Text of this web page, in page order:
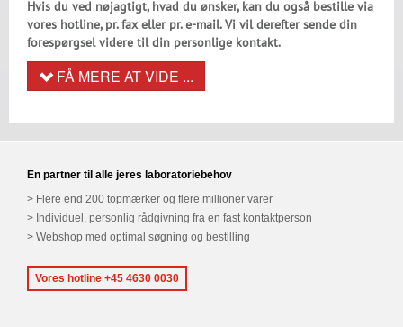
Hvis du ved nøjagtigt, hvad du ønsker, kan du også bestille via
vores hotline, pr. fax eller pr. e-mail. Vi vil derefter sende din
forespørgsel videre til din personlige kontakt.
FÅ MERE AT VIDE ...
En partner til alle jeres laboratoriebehov
Flere end 200 topmærker og flere millioner varer
Individuel, personlig rådgivning fra en fast kontaktperson
Webshop med optimal søgning og bestilling
Vores hotline +45 4630 0030